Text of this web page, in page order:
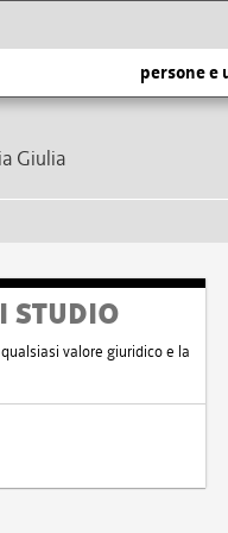
persone e
Giulia
STUDIO
valore giuridico e la